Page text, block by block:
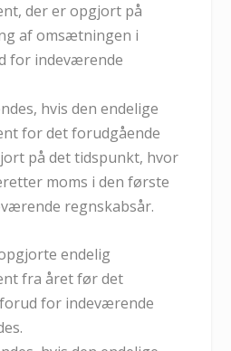
der er opgjort på
af omsætningen i
for indeværende
hvis den endelige
for det forudgående
på det tidspunkt, hvor
moms i den første
regnskabsår.
endelig
fra året før det
for indeværende